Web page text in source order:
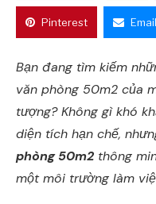
Pinterest Email
Bạn đang tìm kiếm
văn phòng 50m2 của
tượng? Không gì khó
diện tích hạn chế,
phòng 50m2 thông
một môi trường làm